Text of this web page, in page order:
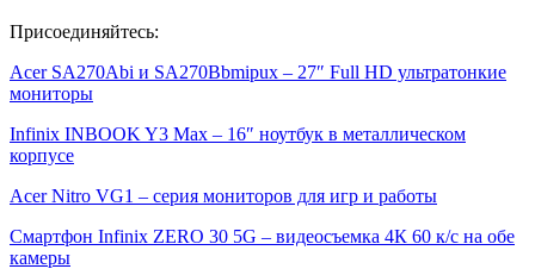
Присоединяйтесь:
Acer SA270Abi и SA270Bbmipux – 27″ Full HD ультратонкие
мониторы
Infinix INBOOK Y3 Max – 16″ ноутбук в металлическом
корпусе
Acer Nitro VG1 – серия мониторов для игр и работы
Смартфон Infinix ZERO 30 5G – видеосъемка 4К 60 к/с на обе
камеры